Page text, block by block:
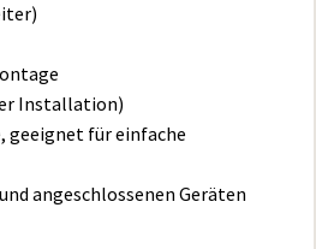
Installation)
geeignet für einfache
angeschlossenen Geräten